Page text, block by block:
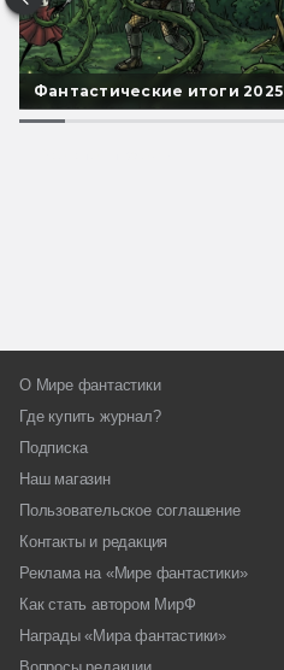
Фантастические итоги 2025
О Мире фантастики
Где купить журнал?
Подписка
Наш магазин
Пользовательское соглашение
Контакты и редакция
Реклама на «Мире фантастики»
Как стать автором МирФ
Награды «Мира фантастики»